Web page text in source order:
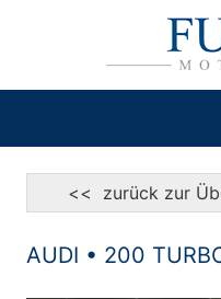
<< zurück zur
AUDI • 200